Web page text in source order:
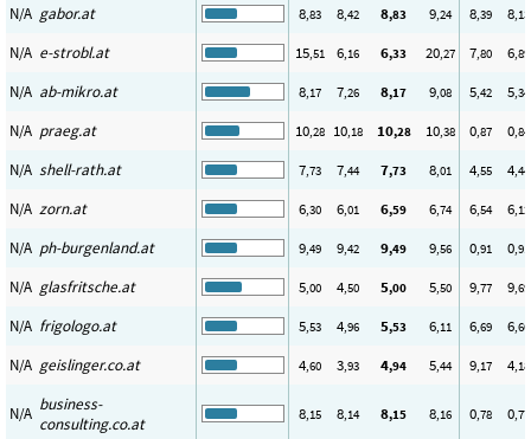
N/A gabor.at 8,83 8,42 8,83 9,24 8,39 8,13
N/A e-strobl.at 15,51 6,16 6,33 20,27 7,80 6,89
N/A ab-mikro.at 8,17 7,26 8,17 9,08 5,42 5,34
N/A praeg.at 10,28 10,18 10,28 10,38 0,87 0,84
N/A shell-rath.at 7,73 7,44 7,73 8,01 4,55 4,44
N/A zorn.at 6,30 6,01 6,59 6,74 6,54 6,12
N/A ph-burgenland.at 9,49 9,42 9,49 9,56 0,91 0,91
N/A glasfritsche.at 5,00 4,50 5,00 5,50 9,77 9,69
N/A frigologo.at 5,53 4,96 5,53 6,11 6,69 6,60
N/A geislinger.co.at 4,60 3,93 4,94 5,44 9,17 4,18
N/A business-
consulting.co.at
8,15 8,14 8,15 8,16 0,78 0,77